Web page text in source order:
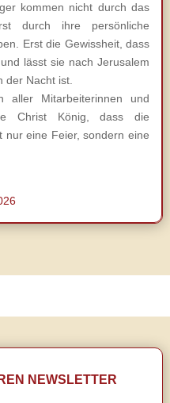
kommen nicht durch das
durch ihre persönliche
Erst die Gewissheit, dass
lässt sie nach Jerusalem
der Nacht ist.
aller Mitarbeiterinnen und
Christ König, dass die
nur eine Feier, sondern eine
NEWSLETTER